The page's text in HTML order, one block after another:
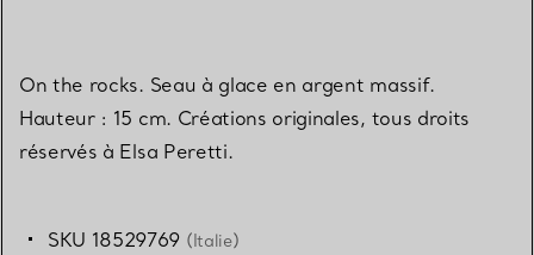
On the rocks. Seau à glace en argent massif.
Hauteur : 15 cm. Créations originales, tous droits
réservés à Elsa Peretti.
SKU 18529769 (Italie)